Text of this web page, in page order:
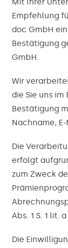
Empfehlung
doc GmbH
Bestätigung
GmbH.
Wir
die Sie uns
Bestätigung
Nachname,
Die
erfolgt
zum Zweck
Abs. 1 S. 1 lit. a
Die